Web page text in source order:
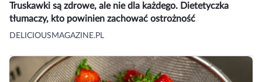
Truskawki są zdrowe, ale nie dla każdego. Dietetyczka
tłumaczy, kto powinien zachować ostrożność
DELICIOUSMAGAZINE.PL